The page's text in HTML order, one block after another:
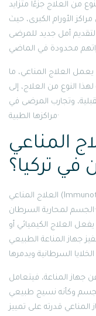
من العلاج جزءًا متزايد
الأورام الكبرى، حيث
أمل جديد للمرضى
العلاج المناعي، ما
النوع من العلاج، إلى
وتجارب المرضى في
مراكزها الطبية·
المناعي
تركيا؟
العلاج المناعي (Immunotherapy) هو علاج يستخدم جهاز المناعة في
الجسم لمحاربة السرطان·
العلاج الكيميائي أو
جهاز المناعة الطبيعي
جهاز المناعة، فيتعامل
المناعي قدرته على تمييز